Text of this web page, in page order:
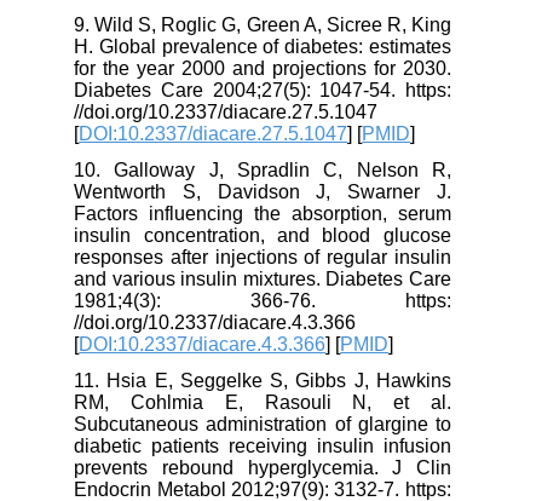
9. Wild S, Roglic G, Green A, Sicree R, King
H. Global prevalence of diabetes: estimates
for the year 2000 and projections for 2030.
Diabetes Care 2004;27(5): 1047-54. https:
//doi.org/10.2337/diacare.27.5.1047
[DOI:10.2337/diacare.27.5.1047] [PMID
10. Galloway J, Spradlin C, Nelson R,
Wentworth S, Davidson J, Swarner J.
Factors influencing the absorption, serum
insulin concentration, and blood glucose
responses after injections of regular insulin
and various insulin mixtures. Diabetes Care
1981;4(3): 366-76. https:
//doi.org/10.2337/diacare.4.3.366
[DOI:10.2337/diacare.4.3.366] [PMID
11. Hsia E, Seggelke S, Gibbs J, Hawkins
RM, Cohlmia E, Rasouli N, et al.
Subcutaneous administration of glargine to
diabetic patients receiving insulin infusion
prevents rebound hyperglycemia. J Clin
Endocrin Metabol 2012;97(9): 3132-7. https: